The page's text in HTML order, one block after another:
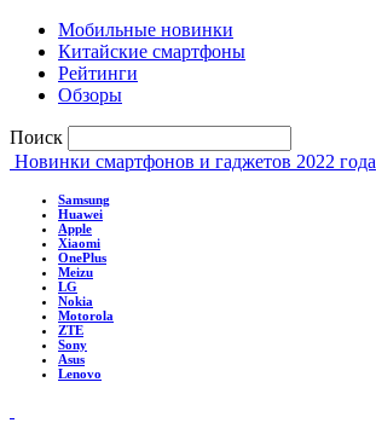
Мобильные новинки
Китайские смартфоны
Рейтинги
Обзоры
Поиск
Новинки смартфонов и гаджетов 2022 года
Samsung
Huawei
Apple
Xiaomi
OnePlus
Meizu
LG
Nokia
Motorola
ZTE
Sony
Asus
Lenovo